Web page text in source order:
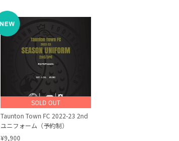
SOLD OUT
Taunton Town FC 2022-23 2nd
ユニフォーム（予約制）
¥9,900